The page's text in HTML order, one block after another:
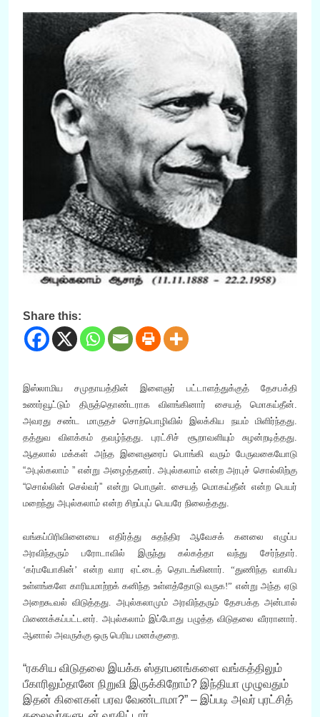
Share this:
இஸ்லாமிய சமுதாயத்தின் இளைஞர் பட்டாளத்துக்குத் தேசபக்தி
உணர்வூட்டும் திருத்தொண்டராக விளங்கினார் சையத் மொகய்தீன்.
அவரது சண்ட மாருதச் சொற்பொழிவில் இலக்கிய நயம் மிளிர்ந்தது.
தத்துவ விளக்கம் தவழ்ந்தது. புரட்சிச் சூறாவளியும் சுழன்றடித்தது.
ஆதலால் மக்கள் அந்த இளைஞரைப் பொங்கி வரும் பேருவகையோடு
“அபுல்கலாம் ” என்று அழைத்தனர். அபுல்கலாம் என்ற அரபுச் சொல்லிற்கு
“சொல்லின் செல்வர்” என்று பொருள். சையத் மொகய்தீன் என்ற பெயர்
மறைந்து அபுல்கலாம் என்ற சிறப்புப் பெயரே நிலைத்தது.
வங்கப்பிரிவினையை எதிர்த்து சுதந்திர ஆவேசக் கனலை எழுப்ப
அரவிந்தரும் பரோடாவில் இருந்து கல்கத்தா வந்து சேர்ந்தார்.
‘கர்மயோகின்’ என்ற வார ஏட்டைத் தொடங்கினார். “துணிந்த வாலிப
உள்ளங்களே காரியமாற்றக் கனிந்த உள்ளத்தோடு வருக!” என்று அந்த ஏடு
அறைகூவல் விடுத்தது. அபுல்கலாமும் அரவிந்தரும் தேசபக்த அன்பால்
பிணைக்கப்பட்டனர். அபுல்கலாம் இப்போது பழுத்த விடுதலை வீரரானார்.
ஆனால் அவருக்கு ஒரு பெரிய மனக்குறை.
“ரகசிய விடுதலை இயக்க ஸ்தாபனங்களை வங்கத்திலும்
பீகாரிலும்தானே நிறுவி இருக்கிறோம்? இந்தியா முழுவதும்
இதன் கிளைகள் பரவ வேண்டாமா?” – இப்படி அவர் புரட்சித்